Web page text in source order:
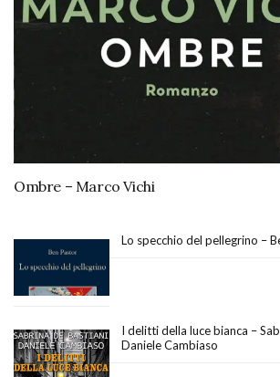
Ombre – Marco Vichi
Lo specchio del pellegrino –
I delitti della luce bianca –
Daniele Cambiaso